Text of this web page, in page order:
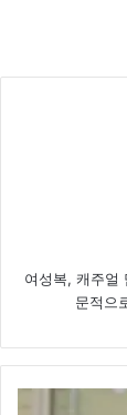
여성복, 캐주얼
문적으